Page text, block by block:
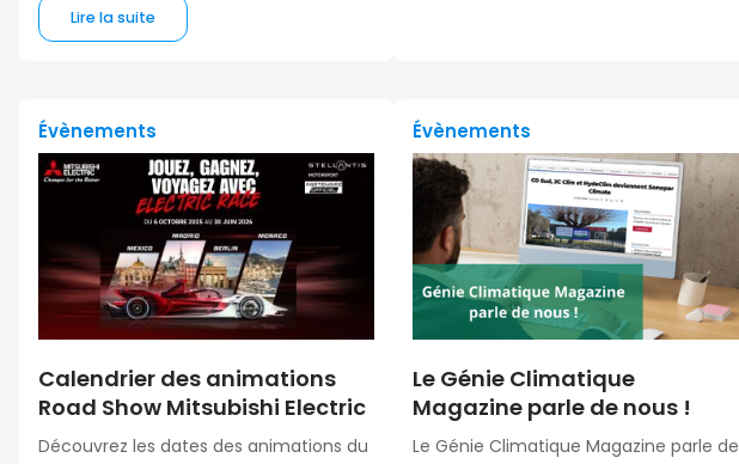
Lire la suite
Évènements
Calendrier des animations
Road Show Mitsubishi Electric
Découvrez les dates des animations du
Évènements
Le Génie Climatique
Magazine parle de nous !
Le Génie Climatique Magazine parle de